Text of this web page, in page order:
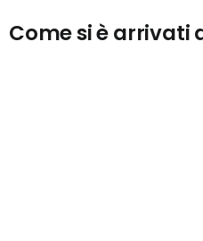
Come si è arrivati